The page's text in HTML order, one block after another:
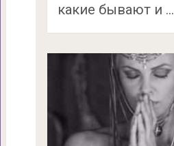
какие бывают и …